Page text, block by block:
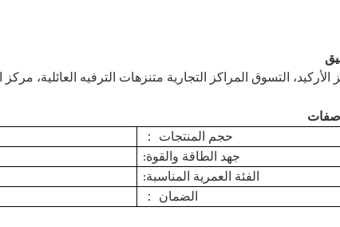
الأركيد،
التسوق المراكز التجارية متنزهات الترفيه العائلية، مركز
حجم المنتجات
：
جهد الطاقة والقوة:
الفئة العمرية المناسبة:
الضمان
：